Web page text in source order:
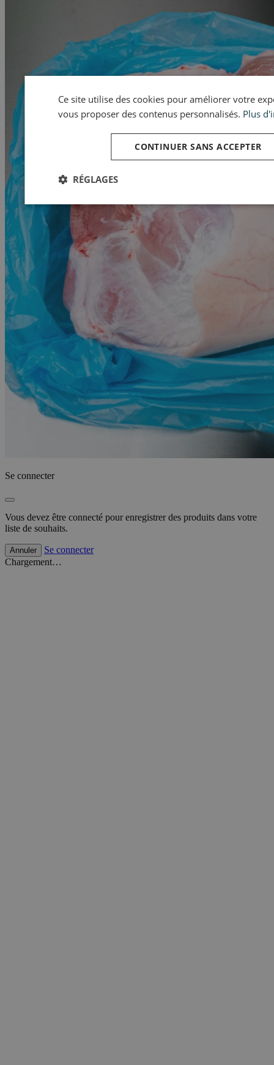
Se connecter
Vous devez être connecté pour enregistrer des produits dans votre
liste de souhaits.
Annuler
Se connecter
Chargement…
Ce site utilise des cookies pour améliorer votre
vous proposer des contenus personnalisés. Plus
CONTINUER SANS ACCEPTER
RÉGLAGES